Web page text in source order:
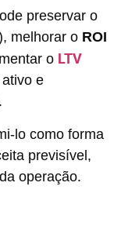
preservar o
melhorar o ROI
o LTV
e
lo como forma
previsível,
operação.